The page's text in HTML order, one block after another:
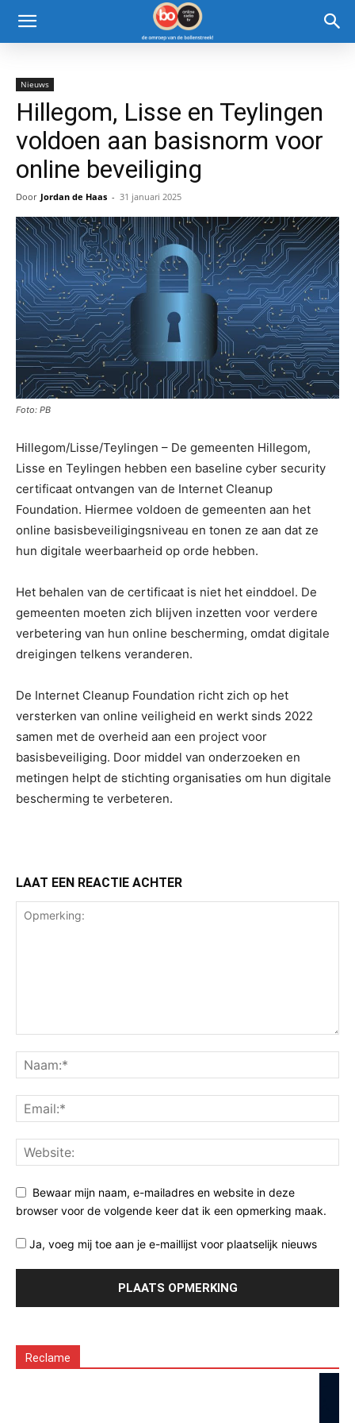
Nieuws
Hillegom, Lisse en Teylingen
voldoen aan basisnorm voor
online beveiliging
Door Jordan de Haas - 31 januari 2025
Foto: PB
Hillegom/Lisse/Teylingen – De gemeenten Hillegom,
Lisse en Teylingen hebben een baseline cyber security
certificaat ontvangen van de Internet Cleanup
Foundation. Hiermee voldoen de gemeenten aan het
online basisbeveiligingsniveau en tonen ze aan dat ze
hun digitale weerbaarheid op orde hebben.
Het behalen van de certificaat is niet het einddoel. De
gemeenten moeten zich blijven inzetten voor verdere
verbetering van hun online bescherming, omdat digitale
dreigingen telkens veranderen.
De Internet Cleanup Foundation richt zich op het
versterken van online veiligheid en werkt sinds 2022
samen met de overheid aan een project voor
basisbeveiliging. Door middel van onderzoeken en
metingen helpt de stichting organisaties om hun digitale
bescherming te verbeteren.
LAAT EEN REACTIE ACHTER
Bewaar mijn naam, e-mailadres en website in deze
browser voor de volgende keer dat ik een opmerking maak.
Ja, voeg mij toe aan je e-maillijst voor plaatselijk nieuws
Reclame